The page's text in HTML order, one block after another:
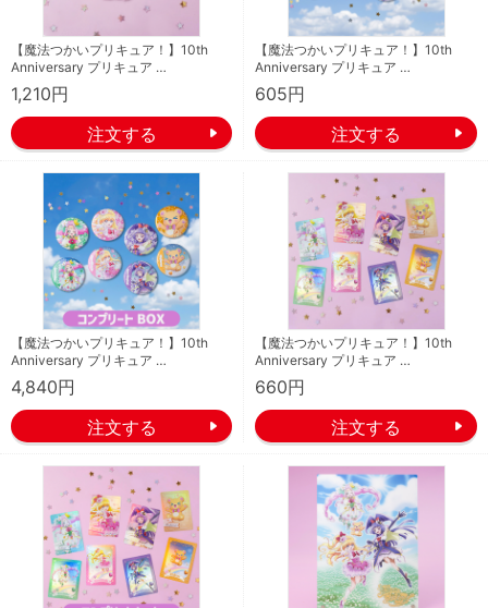
【魔法つかいプリキュア！】10th
Anniversary プリキュア …
1,210円
【魔法つかいプリキュア！】10th
Anniversary プリキュア …
605円
【魔法つかいプリキュア！】10th
Anniversary プリキュア …
4,840円
【魔法つかいプリキュア！】10th
Anniversary プリキュア …
660円